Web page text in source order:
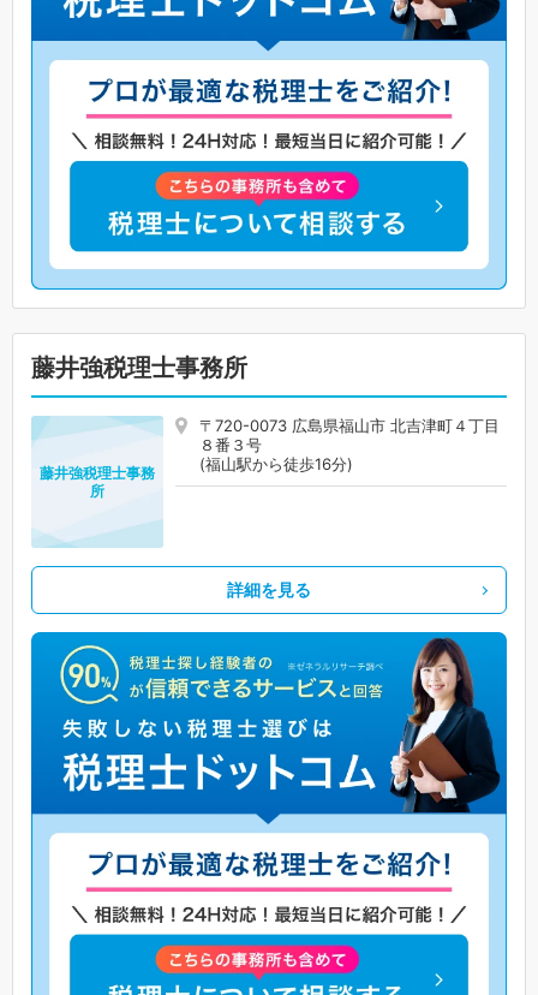
藤井強税理士事務所
〒720-0073 広島県福山市 北吉津町４丁目
８番３号
(福山駅から徒歩16分)
藤井強税理士事務
所
詳細を見る